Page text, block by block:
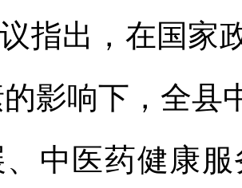
指出，在国家
的影响下，全县
、中医药健康